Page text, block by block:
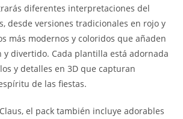
diferentes interpretaciones del
desde versiones tradicionales en rojo y
más modernos y coloridos que añaden
divertido. Cada plantilla está adornada
y detalles en 3D que capturan
de las fiestas.
el pack también incluye adorables